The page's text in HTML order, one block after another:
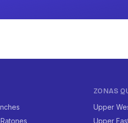
ZONAS
Upper
Upper